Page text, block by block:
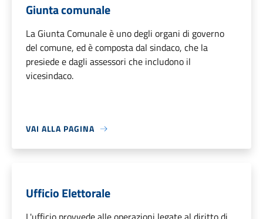
Giunta comunale
La Giunta Comunale è uno degli organi di governo
del comune, ed è composta dal sindaco, che la
presiede e dagli assessori che includono il
vicesindaco.
VAI ALLA PAGINA
Ufficio Elettorale